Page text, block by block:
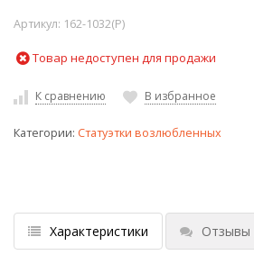
Артикул: 162-1032(P)
Товар недоступен для продажи
К сравнению В избранное
Категории: Статуэтки возлюбленных
Характеристики Отзывы